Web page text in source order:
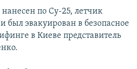
по Су-25, летчик
был эвакуирован в безопасное
в Киеве представитель